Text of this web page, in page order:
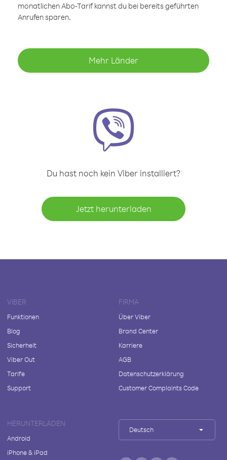
monatlichen Abo-Tarif kannst du bei bereits geführten
Anrufen sparen.
Mehr Länder
Du hast noch kein Viber installiert?
Jetzt herunterladen
VIBER
Funktionen
Blog
Sicherheit
Viber Out
Tarife
Support
FIRMA
Über Viber
Brand Center
Karriere
AGB
Datenschutzerklärung
Customer Complaints Code
HERUNTERLADEN
Android
iPhone & iPad
Deutsch